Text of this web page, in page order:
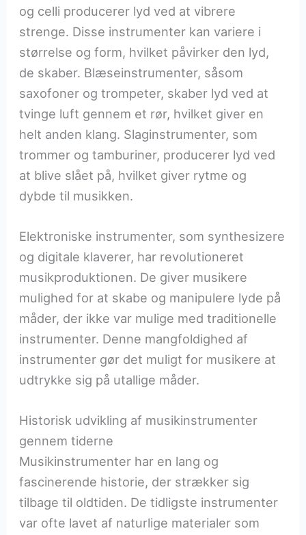
og celli producerer lyd ved at vibrere
strenge. Disse instrumenter kan variere i
størrelse og form, hvilket påvirker den lyd,
de skaber. Blæseinstrumenter, såsom
saxofoner og trompeter, skaber lyd ved at
tvinge luft gennem et rør, hvilket giver en
helt anden klang. Slaginstrumenter, som
trommer og tamburiner, producerer lyd ved
at blive slået på, hvilket giver rytme og
dybde til musikken.
Elektroniske instrumenter, som synthesizere
og digitale klaverer, har revolutioneret
musikproduktionen. De giver musikere
mulighed for at skabe og manipulere lyde på
måder, der ikke var mulige med traditionelle
instrumenter. Denne mangfoldighed af
instrumenter gør det muligt for musikere at
udtrykke sig på utallige måder.
Historisk udvikling af musikinstrumenter
gennem tiderne
Musikinstrumenter har en lang og
fascinerende historie, der strækker sig
tilbage til oldtiden. De tidligste instrumenter
var ofte lavet af naturlige materialer som